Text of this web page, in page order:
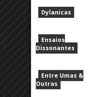
Dylanicas
Ensaios
Dissonantes
Entre Umas &
Outras